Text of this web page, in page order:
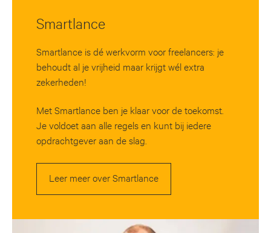
Smartlance
Smartlance is dé werkvorm voor freelancers: je
behoudt al je vrijheid maar krijgt wél extra
zekerheden!
Met Smartlance ben je klaar voor de toekomst.
Je voldoet aan alle regels en kunt bij iedere
opdrachtgever aan de slag.
Leer meer over Smartlance